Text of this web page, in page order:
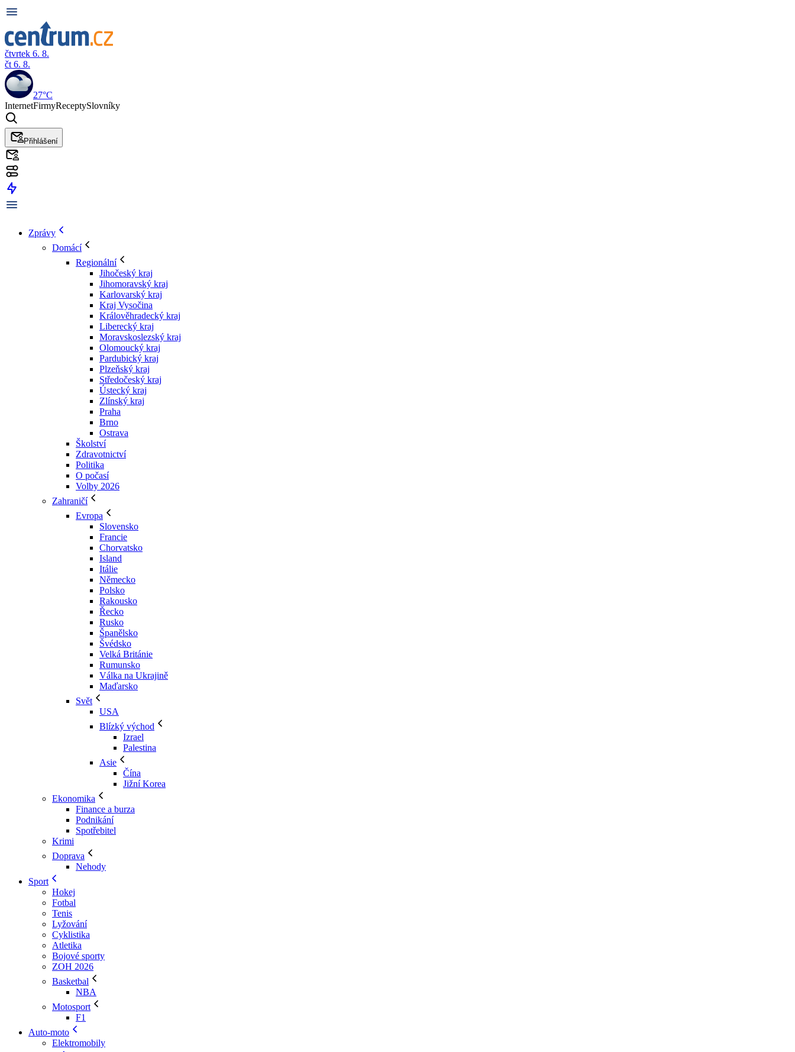
čtvrtek 6. 8.
čt 6. 8.
27°C
InternetFirmyReceptySlovníky
Přihlášení
Zprávy
Domácí
Regionální
Jihočeský kraj
Jihomoravský kraj
Karlovarský kraj
Kraj Vysočina
Králověhradecký kraj
Liberecký kraj
Moravskoslezský kraj
Olomoucký kraj
Pardubický kraj
Plzeňský kraj
Středočeský kraj
Ústecký kraj
Zlínský kraj
Praha
Brno
Ostrava
Školství
Zdravotnictví
Politika
O počasí
Volby 2026
Zahraničí
Evropa
Slovensko
Francie
Chorvatsko
Island
Itálie
Německo
Polsko
Rakousko
Řecko
Rusko
Španělsko
Švédsko
Velká Británie
Rumunsko
Válka na Ukrajině
Maďarsko
Svět
USA
Blízký východ
Izrael
Palestina
Asie
Čína
Jižní Korea
Ekonomika
Finance a burza
Podnikání
Spotřebitel
Krimi
Doprava
Nehody
Sport
Hokej
Fotbal
Tenis
Lyžování
Cyklistika
Atletika
Bojové sporty
ZOH 2026
Basketbal
NBA
Motosport
F1
Auto-moto
Elektromobily